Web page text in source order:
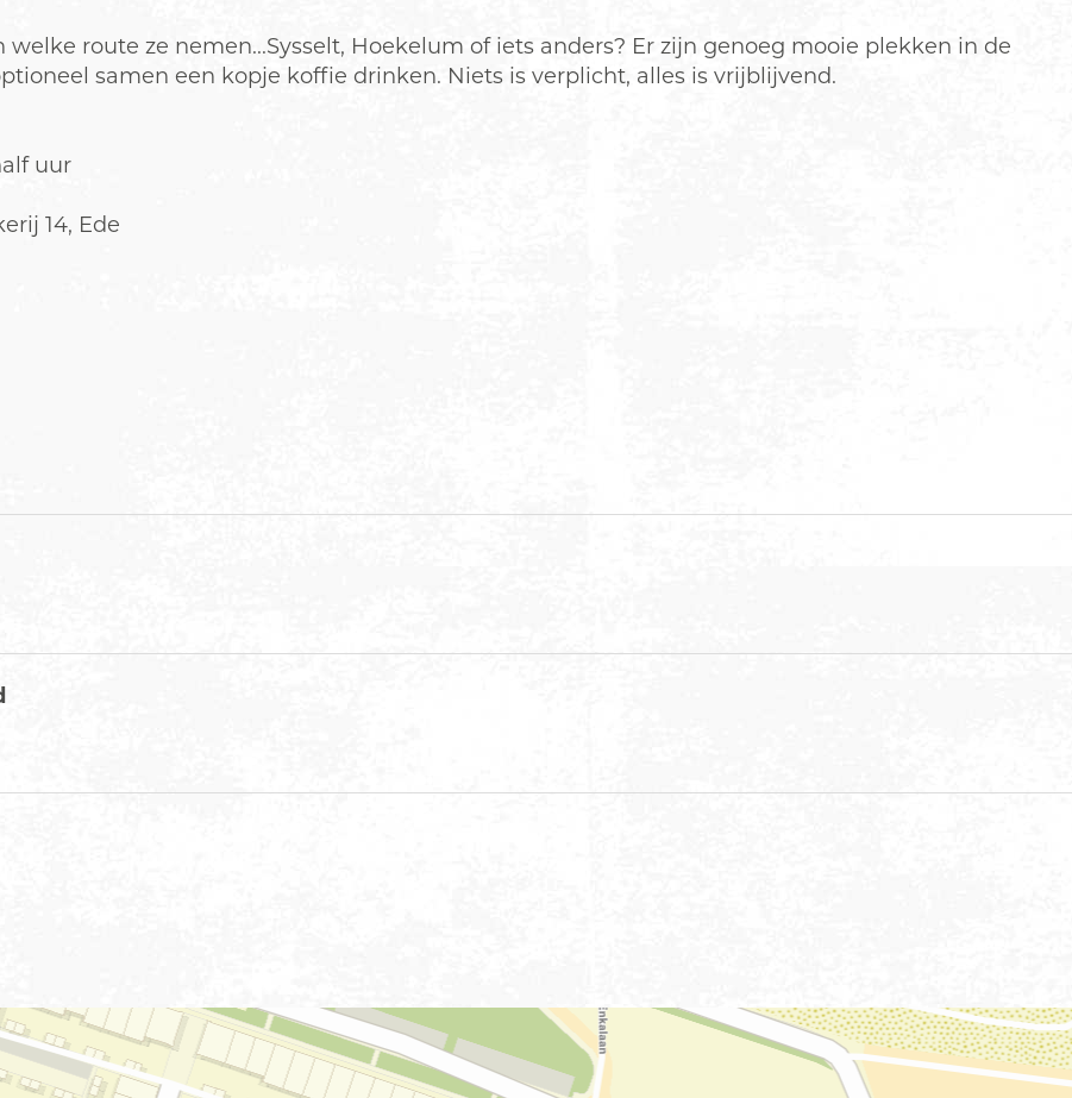
route ze nemen...Sysselt, Hoekelum of iets anders? Er zijn genoeg mooie plekken in de
samen een kopje koffie drinken. Niets is verplicht, alles is vrijblijvend.
uur
14, Ede